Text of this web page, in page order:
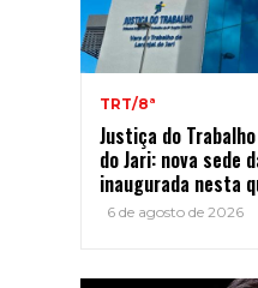
TRT/8ª
Justiça do
do Jari: nova sede
inaugurada nesta
6 de agosto de 2026